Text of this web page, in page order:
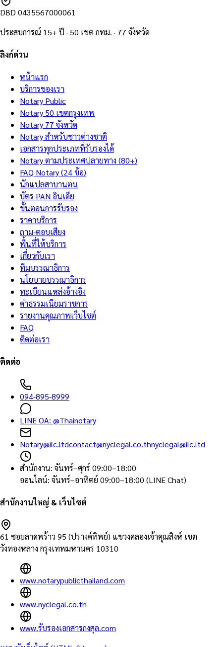
DBD 0435567000061
ประสบการณ์ 15+ ปี · 50 เขต กทม. · 77 จังหวัด
ลิงก์ด่วน
หน้าแรก
บริการของเรา
Notary Public
Notary 50 เขตกรุงเทพ
Notary 77 จังหวัด
Notary สำหรับชาวต่างชาติ
เอกสารทุกประเภทที่รับรองได้
Notary ตามประเทศปลายทาง (80+)
FAQ Notary (24 ข้อ)
นักแปลสาบานตน
บัตร PAN อินเดีย
ขั้นตอนการรับรอง
ราคาบริการ
ถาม-ตอบเสียง
พื้นที่ให้บริการ
เกี่ยวกับเรา
ทีมบรรณาธิการ
นโยบายบรรณาธิการ
ทะเบียนแหล่งอ้างอิง
ค่าธรรมเนียมราชการ
รายงานคุณภาพเว็บไซต์
FAQ
ติดต่อเรา
ติดต่อ
094-895-8999
LINE OA: @Thainotary
Notary@ilc.ltdcontact@nyclegal.co.thnyclegal@ilc.ltd
สำนักงาน: จันทร์–ศุกร์ 09:00–18:00
ออนไลน์: จันทร์–อาทิตย์ 09:00–18:00 (LINE Chat)
สำนักงานใหญ่ & เว็บไซต์
61 ซอยลาดพร้าว 95 (ปรางค์ทิพย์) แขวงคลองเจ้าคุณสิงห์ เขต
วังทองหลาง กรุงเทพมหานคร 10310
www.notarypublicthailand.com
www.nyclegal.co.th
www.รับรองเอกสารกงสุล.com